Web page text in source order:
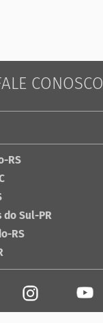
CONOSCO
RS
do Sul-PR
RS